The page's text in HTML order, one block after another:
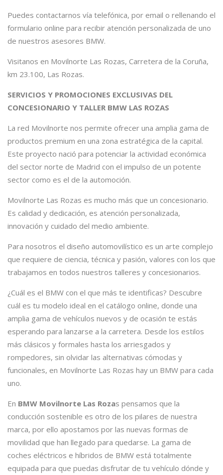
Puedes contactarnos vía telefónica, por email o rellenando el
formulario online para recibir atención personalizada de uno
de nuestros asesores BMW.
Visitanos en Movilnorte Las Rozas, Carretera de la Coruña,
km 23.100, Las Rozas.
SERVICIOS Y PROMOCIONES EXCLUSIVAS DEL
CONCESIONARIO Y TALLER BMW LAS ROZAS
La red Movilnorte nos permite ofrecer una amplia gama de
productos premium en una zona estratégica de la capital.
Este proyecto nació para potenciar la actividad económica
del sector norte de Madrid con el impulso de un potente
sector como es el de la automoción.
Movilnorte Las Rozas es mucho más que un concesionario.
Es calidad y dedicación, es atención personalizada,
innovación y cuidado del medio ambiente.
Para nosotros el diseño automovilístico es un arte complejo
que requiere de ciencia, técnica y pasión, valores con los que
trabajamos en todos nuestros talleres y concesionarios.
¿Cuál es el BMW con el que más te identificas? Descubre
cuál es tu modelo ideal en el catálogo online, donde una
amplia gama de vehículos nuevos y de ocasión te estás
esperando para lanzarse a la carretera. Desde los estilos
más clásicos y formales hasta los arriesgados y
rompedores, sin olvidar las alternativas cómodas y
funcionales, en Movilnorte Las Rozas hay un BMW para cada
uno.
En BMW Movilnorte Las Rozas pensamos que la
conducción sostenible es otro de los pilares de nuestra
marca, por ello apostamos por las nuevas formas de
movilidad que han llegado para quedarse. La gama de
coches eléctricos e híbridos de BMW está totalmente
equipada para que puedas disfrutar de tu vehículo dónde y